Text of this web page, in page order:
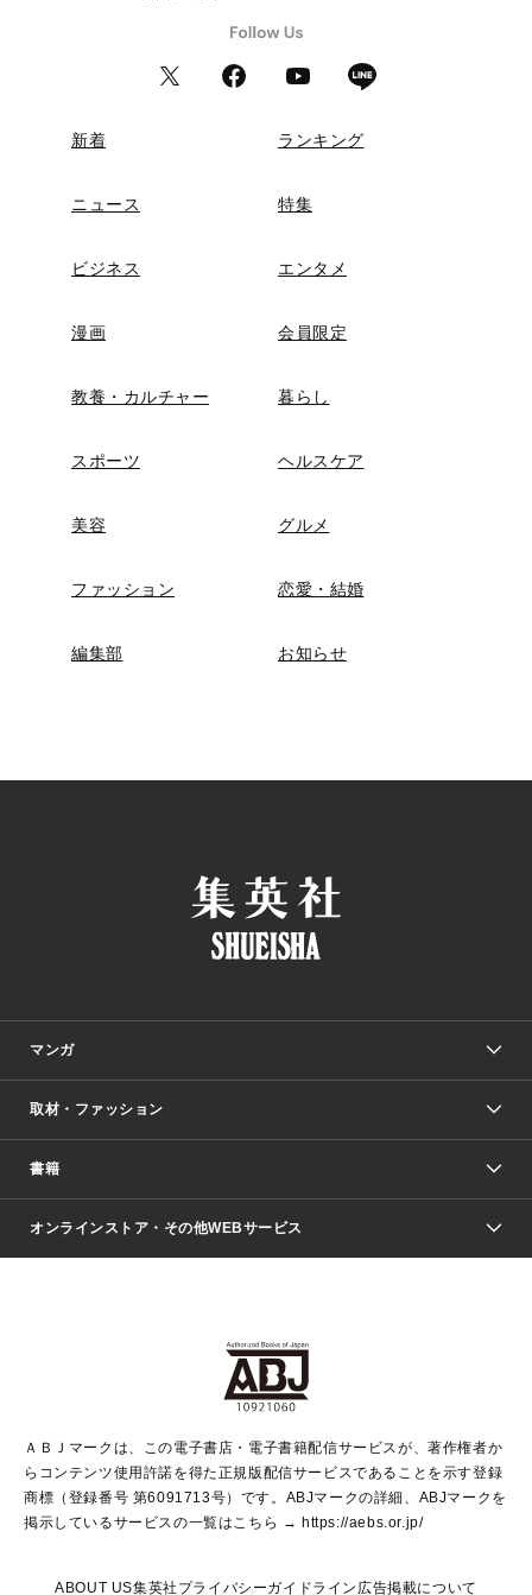
新着 ランキング
ニュース 特集
ビジネス エンタメ
漫画 会員限定
教養・カルチャー 暮らし
スポーツ ヘルスケア
美容 グルメ
ファッション 恋愛・結婚
編集部 お知らせ
マンガ
少年マンガ
Vジャンプ
ジャンプルーキー！
ジャンプTOON
S-MANGA
集英社ジャンプリミックス
週刊ヤングジャンプ
ウルトラジャンプ
少女マンガ
リマコミ＋
マンガMeets
月刊オフィスユー
取材・ファッション
Seventeen
LEE
Marisol
芸能・情報・スポーツ
パラスポ＋！
書籍
文芸・文庫・総合
青春と読書
アジア人物史
集英社新書
集英社新書プラス
よみタイ
ライトノベル・ノベライズ
集英社Webマガジン Cobalt
集英社オレンジ文庫
シフォン文庫
集英社みらい文庫
S-KIDS.LAND
オンラインストア・その他WEBサービス
SHUEISHA MANGA-ART HERITAGE
HAPPY PLUS STORE
shueisha vox
EDITOR'S LAB
ＡＢＪマークは、この電子書店・電子書籍配信サービスが、著作権者か
らコンテンツ使用許諾を得た正規版配信サービスであることを示す登録
商標（登録番号 第6091713号）です。ABJマークの詳細、ABJマークを
掲示しているサービスの一覧はこちら → https://aebs.or.jp/
ABOUT US集英社プライバシーガイドライン 広告掲載について